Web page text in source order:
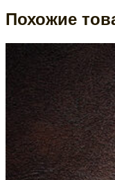
Похожие